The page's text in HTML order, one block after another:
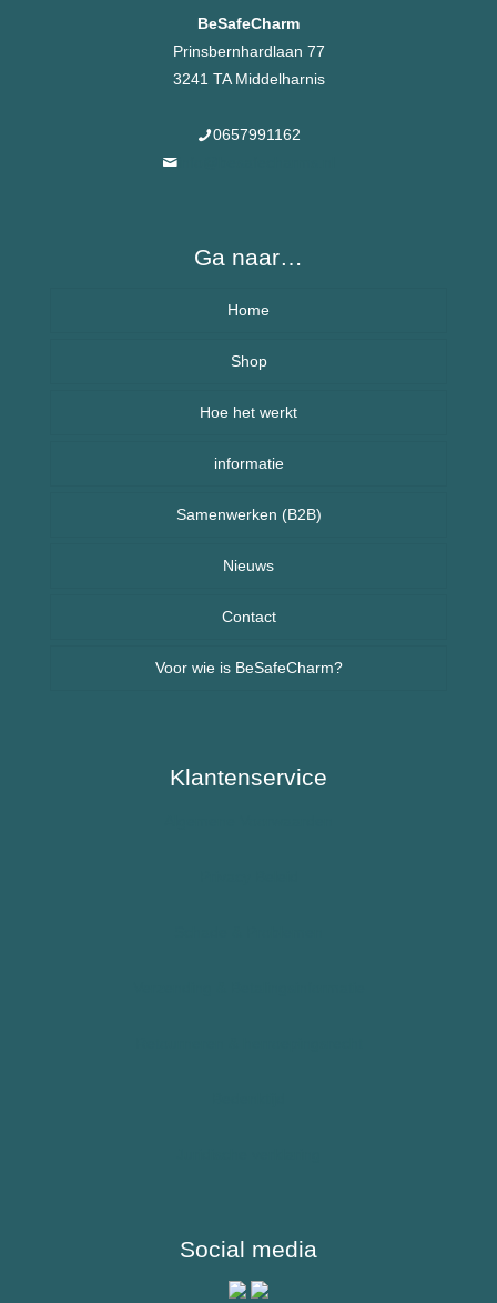
BeSafeCharm
Prinsbernhardlaan 77
3241 TA Middelharnis
0657991162
Ga naar…
Home
Over BeSafeCharm – ons verhaal
Shop
Armbanden
Kettingen
Kinderen
Sport sieraden
Hoe het werkt
informatie
Veelgestelde vragen (FAQ) – BeSafeCharm
Retourneren & herroepingsrecht
Samenwerken (B2B)
Nieuws
Nieuws uit Nederland
Nieuws uit Spanje
Contact
Voor wie is BeSafeCharm?
Diabetes / Suikerziekte
Klantenservice
Social media